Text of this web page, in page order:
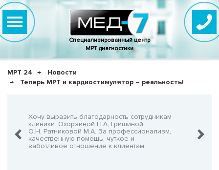
Специализированный центр
МРТ диагностики
МРТ 24
Новости
Теперь МРТ и кардиостимулятор – реальность!
Хочу выразить благодарность сотрудникам
клиники: Охорзиной Н.А, Гришиной
О.Н, Ратниковой М.А. За профессионализм,
качественную помощь, чуткое и
заботливое отношение к клиентам.